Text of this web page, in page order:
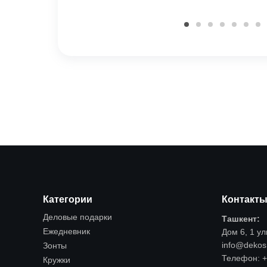
Категории
Деловые подарки
Ежедневник
Зонты
Кружки
Контакты
Ташкент:
Дом 6, 1
Телефон: